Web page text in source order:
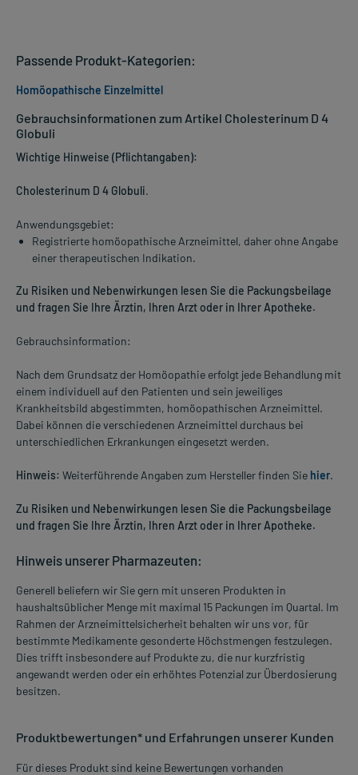
Gebrauchsinformationen zum Artikel Cholesterinum D 4
Globuli
Wichtige Hinweise (Pflichtangaben):
Cholesterinum D 4 Globuli.
Anwendungsgebiet:
Registrierte homöopathische Arzneimittel, daher ohne Angabe
einer therapeutischen Indikation.
Zu Risiken und Nebenwirkungen lesen Sie die Packungsbeilage
und fragen Sie Ihre Ärztin, Ihren Arzt oder in Ihrer Apotheke.
Gebrauchsinformation:
Nach dem Grundsatz der Homöopathie erfolgt jede Behandlung mit
einem individuell auf den Patienten und sein jeweiliges
Krankheitsbild abgestimmten, homöopathischen Arzneimittel.
Dabei können die verschiedenen Arzneimittel durchaus bei
unterschiedlichen Erkrankungen eingesetzt werden.
Hinweis: Weiterführende Angaben zum Hersteller finden Sie hier.
Zu Risiken und Nebenwirkungen lesen Sie die Packungsbeilage
und fragen Sie Ihre Ärztin, Ihren Arzt oder in Ihrer Apotheke.
Hinweis unserer Pharmazeuten:
Generell beliefern wir Sie gern mit unseren Produkten in
haushaltsüblicher Menge mit maximal 15 Packungen im Quartal. Im
Rahmen der Arzneimittelsicherheit behalten wir uns vor, für
bestimmte Medikamente gesonderte Höchstmengen festzulegen.
Dies trifft insbesondere auf Produkte zu, die nur kurzfristig
angewandt werden oder ein erhöhtes Potenzial zur Überdosierung
besitzen.
Produktbewertungen* und Erfahrungen unserer Kunden
Für dieses Produkt sind keine Bewertungen vorhanden
Passende Produkt-Kategorien:
Homöopathische Einzelmittel